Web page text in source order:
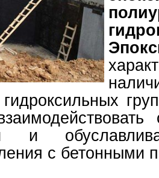
и
с бетонными